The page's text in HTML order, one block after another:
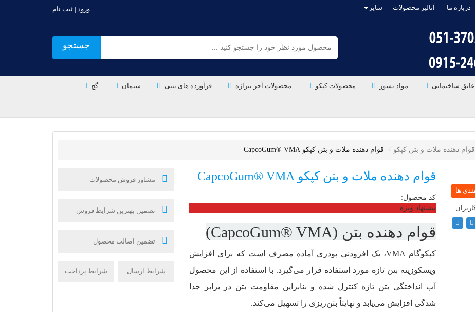
درباره ما آنالیز محصولات سایر ورود | ثبت نام
جستجو
عایق ساختمانی مواد نسوز محصولات کپکو محصولات آجر تیراژه فرآورده های بتنی سیمان گچ
قوام دهنده ملات و بتن کپکو قوام دهنده ملات و بتن کپکو CapcoGum® VMA
قوام دهنده ملات و بتن کپکو CapcoGum® VMA
کد محصول:
پیشنهاد ویژه
قوام دهنده بتن (CapcoGum® VMA)
کپکوگام VMA، یک افزودنی پودری آماده مصرف است که برای افزایش
ویسکوزیته بتن تازه مورد استفاده قرار می‌گیرد. با استفاده از این محصول
آب‌ انداختگی بتن تازه کنترل شده و بنابراین مقاومت بتن در برابر جدا
شدگی افزایش می‏‌یابد و نهایتاً بتن‌ریزی را تسهیل می‏‌کند.
مشاور فروش محصولات
تضمین بهترین شرایط فروش
تضمین اصالت محصول
شرایط ارسال شرایط پرداخت